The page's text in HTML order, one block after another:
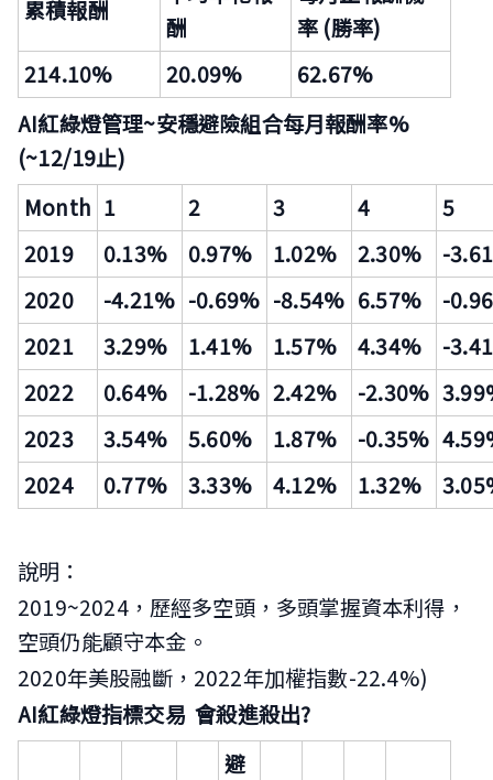
累積報酬
酬
率 (勝率)
214.10%
20.09%
62.67%
AI紅綠燈管理~安穩避險組合每月報酬率%
(~12/19止)
Month 1 2 3 4
5
2019
0.13% 0.97% 1.02% 2.30%
-
2020
-4.21% -0.69% -8.54% 6.57%
-
2021
3.29% 1.41% 1.57% 4.34%
-
2022
0.64% -1.28% 2.42% -2.30%
2023
3.54% 5.60% 1.87% -0.35%
2024
0.77% 3.33% 4.12% 1.32%
說明：
2019~2024，歷經多空頭，多頭掌握資本利得，
空頭仍能顧守本金。
2020年美股融斷，2022年加權指數-22.4%)
AI紅綠燈指標交易 會殺進殺出?
避